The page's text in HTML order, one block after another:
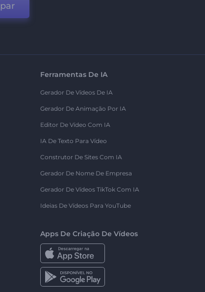
Ferramentas De IA
Gerador De Vídeos De IA
Gerador De Animação Por IA
Editor De Vídeo Com IA
IA De Texto Para Vídeo
Construtor De Sites Com IA
Gerador De Nome De Empresa
Gerador De Vídeos TikTok Com IA
Ideias De Vídeos Para YouTube
Apps De Criação De Vídeos